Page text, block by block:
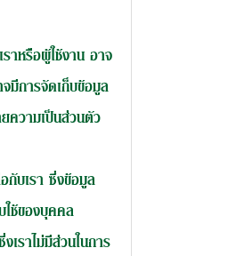
าหรือผู้ใช้งาน อาจ
มีการจัดเก็บข้อมูล
ความเป็นส่วนตัว
กับเรา ซึ่งข้อมูล
ใช้ของบุคคล
ราไม่มีส่วนในการ